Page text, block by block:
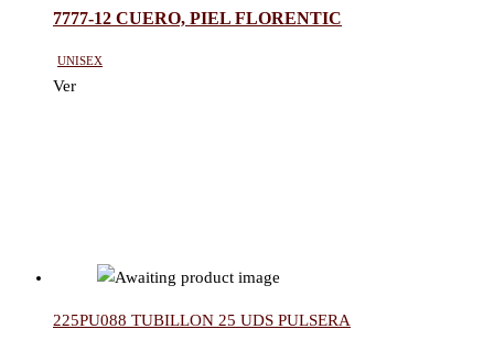
7777-12 CUERO, PIEL FLORENTIC
Unisex
Ver
225PU088 TUBILLON 25 UDS PULSERA